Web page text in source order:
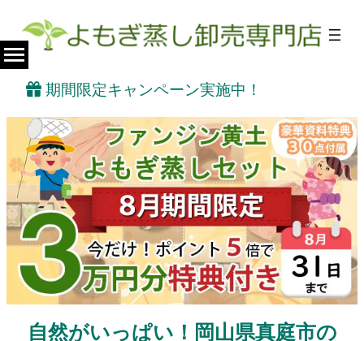
期間限定キャンペーン実施中！
自然がいっぱい！岡山県真庭市の